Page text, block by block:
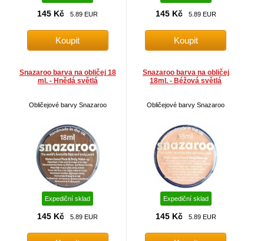
145 Kč 5.89 EUR 145 Kč 5.89 EUR
Snazaroo barva na obličej 18
ml. - Hnědá světlá
Obličejové barvy Snazaroo
Expediční sklad
145 Kč 5.89 EUR
Snazaroo barva na obličej
18ml. - Béžová světlá
Obličejové barvy Snazaroo
Expediční sklad
145 Kč 5.89 EUR